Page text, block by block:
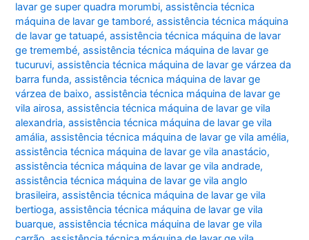
lavar ge super quadra morumbi,assistência técnica
máquina de lavar ge tamboré,assistência técnica máquina
de lavar ge tatuapé,assistência técnica máquina de lavar
ge tremembé,assistência técnica máquina de lavar ge
tucuruvi,assistência técnica máquina de lavar ge várzea da
barra funda,assistência técnica máquina de lavar ge
várzea de baixo,assistência técnica máquina de lavar ge
vila airosa,assistência técnica máquina de lavar ge vila
alexandria,assistência técnica máquina de lavar ge vila
amália,assistência técnica máquina de lavar ge vila amélia,
assistência técnica máquina de lavar ge vila anastácio,
assistência técnica máquina de lavar ge vila andrade,
assistência técnica máquina de lavar ge vila anglo
brasileira,assistência técnica máquina de lavar ge vila
bertioga,assistência técnica máquina de lavar ge vila
buarque,assistência técnica máquina de lavar ge vila